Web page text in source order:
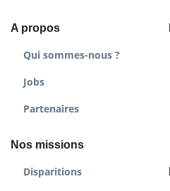
A propos
Qui sommes-nous ?
Jobs
Partenaires
Nos missions
Disparitions